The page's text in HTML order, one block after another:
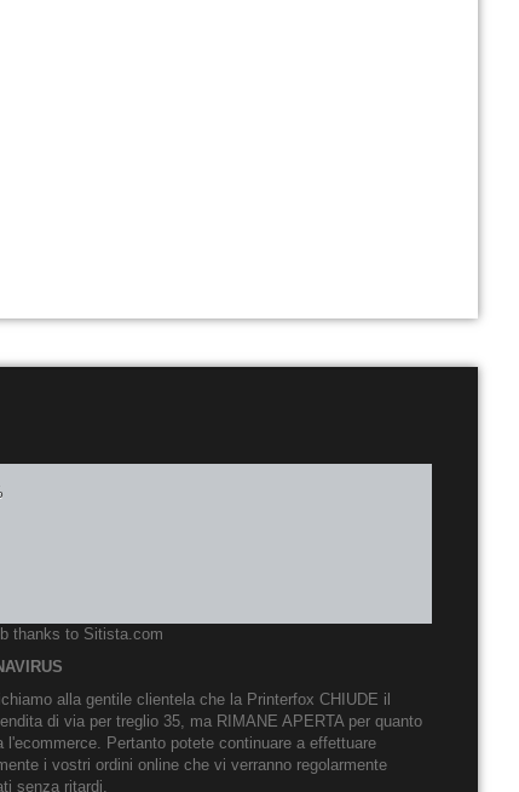
thanks to Sitista.com
alla gentile clientela che la Printerfox CHIUDE il
di via per treglio 35, ma RIMANE APERTA per quanto
l'ecommerce. Pertanto potete continuare a effettuare
i vostri ordini online che vi verranno regolarmente
senza ritardi.